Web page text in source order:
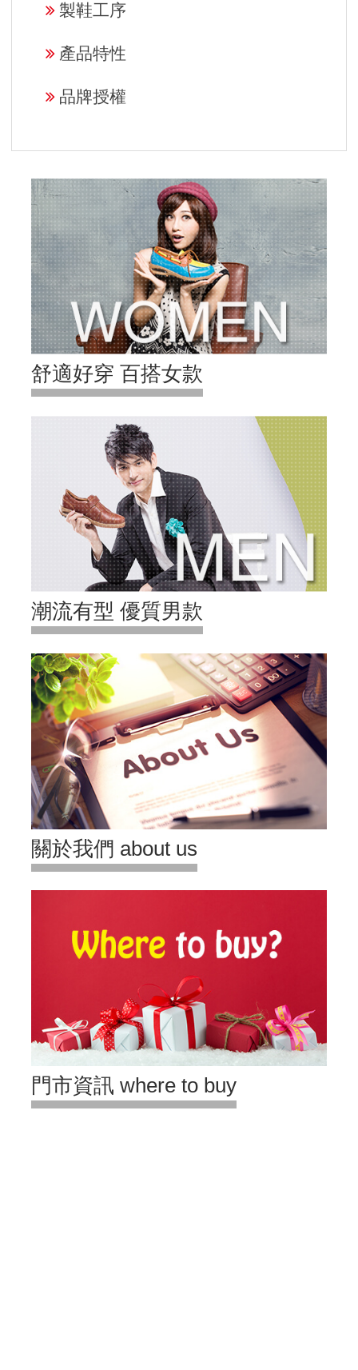
製鞋工序
產品特性
品牌授權
舒適好穿 百搭女款
潮流有型 優質男款
關於我們 about us
門市資訊 where to buy